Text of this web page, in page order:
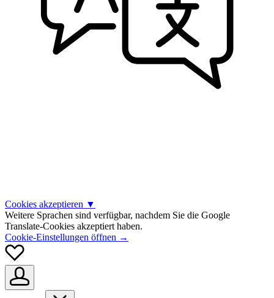
Cookies akzeptieren ▼
Weitere Sprachen sind verfügbar, nachdem Sie die Google
Translate-Cookies akzeptiert haben.
Cookie-Einstellungen öffnen →